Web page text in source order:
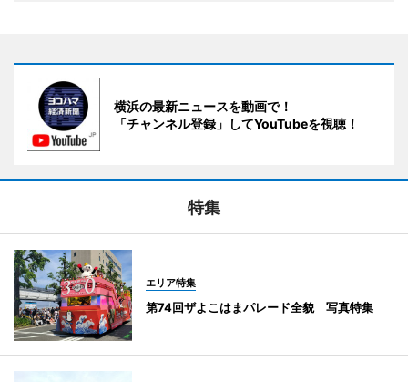
横浜の最新ニュースを動画で！
「チャンネル登録」してYouTubeを視聴！
特集
エリア特集
第74回ザよこはまパレード全貌 写真特集